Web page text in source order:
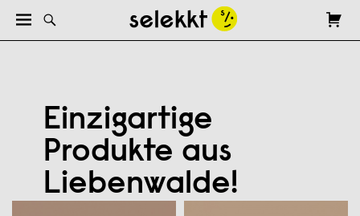
Einzigartige
Produkte aus
Liebenwalde!